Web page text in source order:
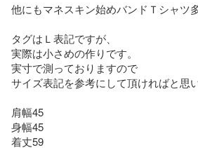
他にもマネスキン始めバンドＴシャツ
タグはＬ表記ですが、
実際は小さめの作りです。
実寸で測っておりますので
サイズ表記を参考にして頂ければと思い
肩幅45
身幅45
着丈59